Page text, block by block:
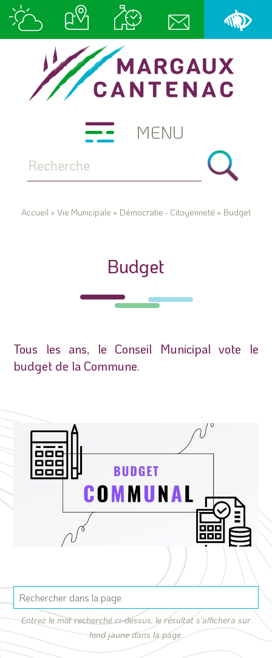
MENU
Accueil» Vie Municipale » Démocratie - Citoyenneté » Budget
Budget
Tous les ans, le Conseil Municipal vote le
budget de la Commune.
Entrez le mot recherché ci-dessus, le résultat s'affichera sur
fond jaune dans la page.